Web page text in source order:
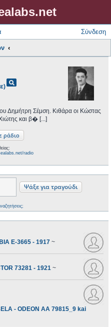
Σύνδεση
pageview
Δημήτρη Σέμση. Κιθάρα οι Κώστας
και β� [...]
radio
E-3665 - 1917 ~
73281 - 1921 ~
- ODEON AA 79815_9 kai